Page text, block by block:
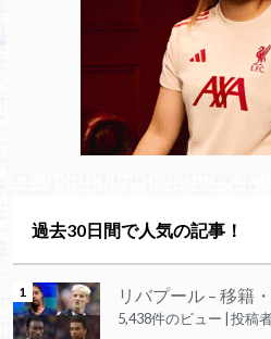
過去30日間で人気の記事！
リバプール – 移籍
5,438件のビュー 投稿